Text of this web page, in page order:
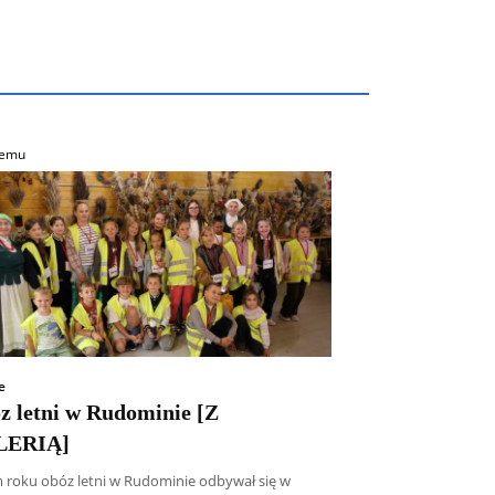
letni w Rudominie [Z
roku obóz letni w Rudominie odbywał się w